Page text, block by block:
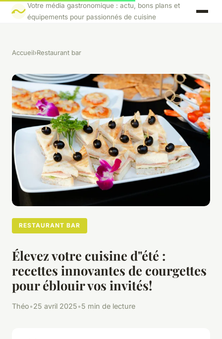
Votre média gastronomique : actu, bons plans et
équipements pour passionnés de cuisine
Accueil›Restaurant bar
RESTAURANT BAR
Élevez votre cuisine d"été :
recettes innovantes de courgettes
pour éblouir vos invités!
Théo•25 avril 2025•5 min de lecture